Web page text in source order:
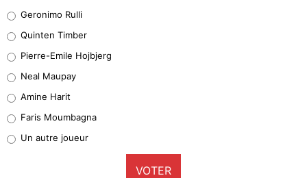
32%
5%
1%
9%
Geronimo Rulli
Quinten Timber
Pierre-Emile Hojbjerg
Neal Maupay
Amine Harit
Faris Moumbagna
Un autre joueur
VOTER